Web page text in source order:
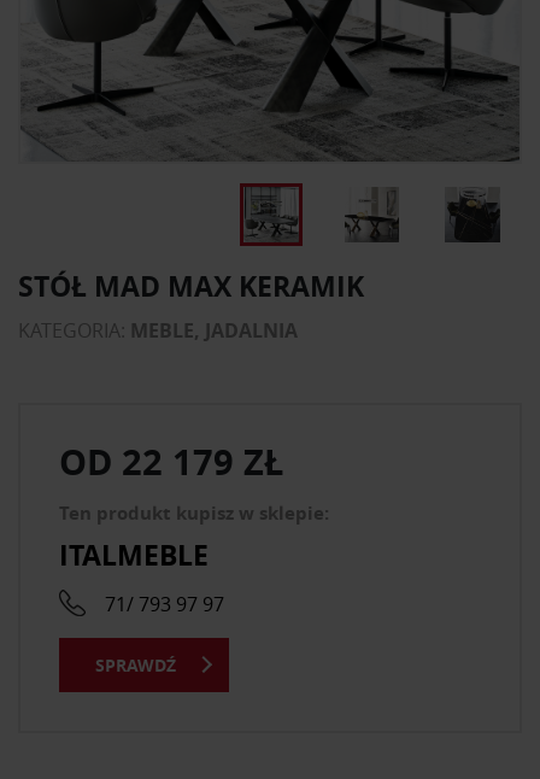
STÓŁ MAD MAX KERAMIK
KATEGORIA: MEBLE, JADALNIA
OD 22 179 ZŁ
Ten produkt kupisz w sklepie:
ITALMEBLE
71/ 793 97 97
SPRAWDŹ